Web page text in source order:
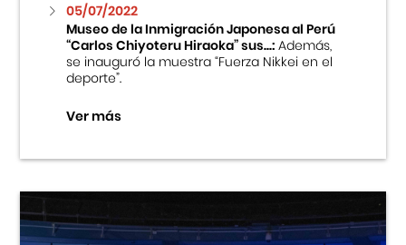
Fondo Editorial
Teatro Peruano Japonés
05/07/2022
Museo de la Inmigración Japonesa al Perú
“Carlos Chiyoteru Hiraoka” sus...:Además,
se inauguró la muestra “Fuerza Nikkei en el
deporte”.
Ver más